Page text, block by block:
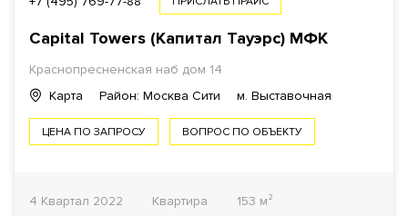
Capital Towers (Капитал Тауэрс) МФК
Краснопресненская наб дом 14
Карта
Район: Москва Сити м. Выставочная
ЦЕНА ПО ЗАПРОСУ ВОПРОС ПО ОБЪЕКТУ
4 Квартал 2022 Квартира
153 м²